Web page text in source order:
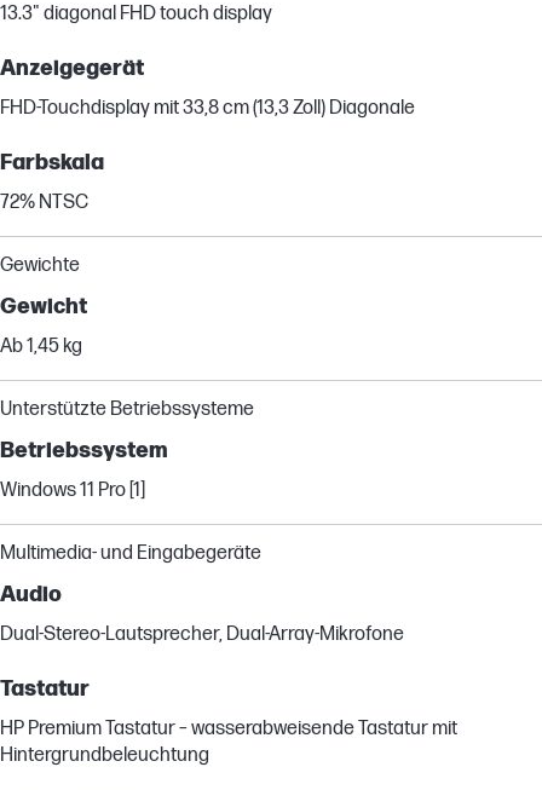
13.3" diagonal FHD touch display
Anzeigegerät
FHD-Touchdisplay mit 33,8 cm (13,3 Zoll) Diagonale
Farbskala
72% NTSC
Gewichte
Gewicht
Ab 1,45 kg
Unterstützte Betriebssysteme
Betriebssystem
Windows 11 Pro [1]
Multimedia- und Eingabegeräte
Audio
Dual-Stereo-Lautsprecher, Dual-Array-Mikrofone
Tastatur
HP Premium Tastatur – wasserabweisende Tastatur mit
Hintergrundbeleuchtung